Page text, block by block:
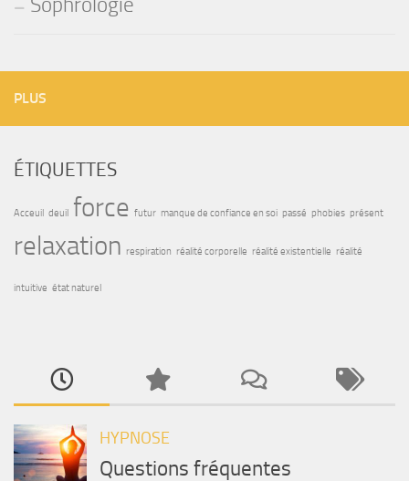
Sophrologie
PLUS
ÉTIQUETTES
Acceuil deuil force futur manque de confiance en soi passé phobies présent
relaxation respiration réalité corporelle réalité existentielle réalité
intuitive état naturel
HYPNOSE
Questions fréquentes